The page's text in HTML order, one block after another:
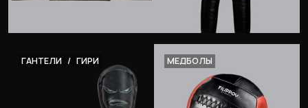
ГАНТЕЛИ / ГИРИ МЕДБОЛЫ